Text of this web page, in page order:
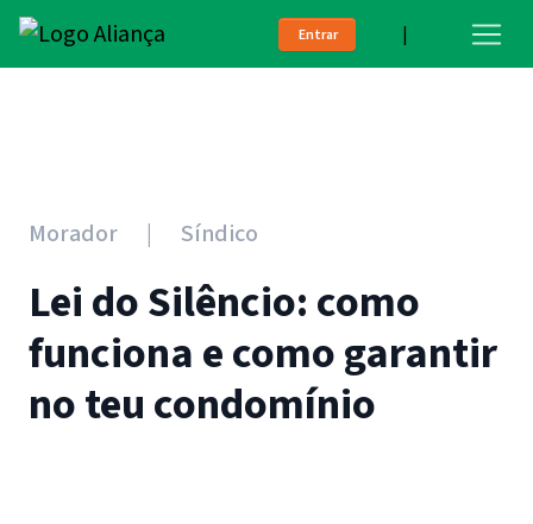
Entrar |
Morador Síndico
Lei do Silêncio: como
funciona e como garantir
no teu condomínio